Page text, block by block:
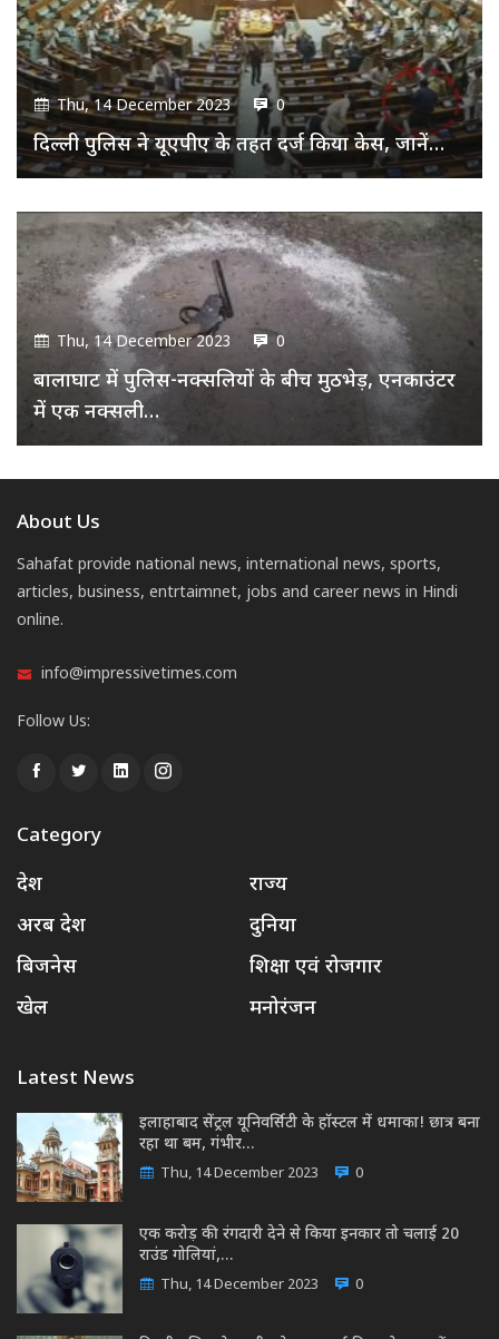
Thu, 14 December 2023 0
दिल्ली पुलिस ने यूएपीए के तहत दर्ज किया केस, जानें…
Thu, 14 December 2023 0
बालाघाट में पुलिस-नक्सलियों के बीच मुठभेड़, एनकाउंटर
में एक नक्सली…
About Us
Sahafat provide national news, international news, sports,
articles, business, entrtaimnet, jobs and career news in Hindi
online.
info@impressivetimes.com
Follow Us:
Category
देश
राज्य
अरब देश
दुनिया
बिजनेस
शिक्षा एवं रोजगार
खेल
मनोरंजन
Latest News
इलाहाबाद सेंट्रल यूनिवर्सिटी के हॉस्टल में धमाका! छात्र बना
रहा था बम, गंभीर…
Thu, 14 December 2023 0
एक करोड़ की रंगदारी देने से किया इनकार तो चलाई 20
राउंड गोलियां,…
Thu, 14 December 2023 0